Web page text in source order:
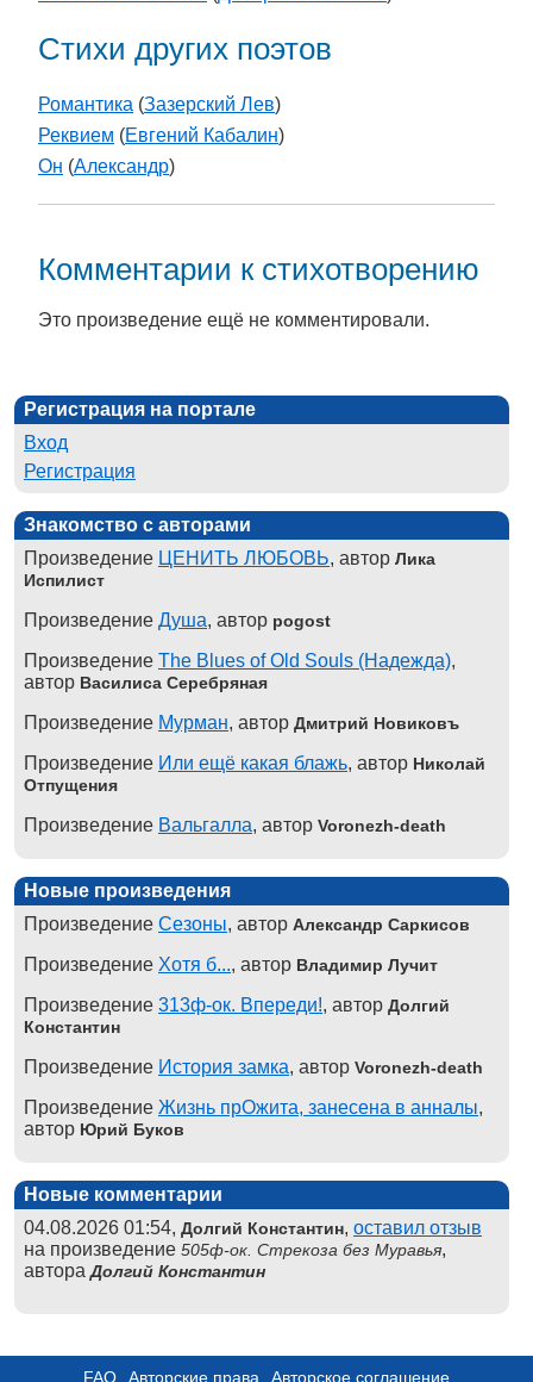
Стихи других поэтов
Романтика (Зазерский Лев)
Реквием (Евгений Кабалин)
Он (Александр)
Комментарии к стихотворению
Это произведение ещё не комментировали.
Регистрация на портале
Вход
Регистрация
Знакомство с авторами
Произведение ЦЕНИТЬ ЛЮБОВЬ, автор Лика
Испилист
Произведение Душа, автор pogost
Произведение The Blues of Old Souls (Надежда),
автор Василиса Серебряная
Произведение Мурман, автор Дмитрий Новиковъ
Произведение Или ещё какая блажь, автор Николай
Отпущения
Произведение Вальгалла, автор Voronezh-death
Новые произведения
Произведение Сезоны, автор Александр Саркисов
Произведение Хотя б..., автор Владимир Лучит
Произведение 313ф-ок. Впереди!, автор Долгий
Константин
Произведение История замка, автор Voronezh-death
Произведение Жизнь прОжита, занесена в анналы,
автор Юрий Буков
Новые комментарии
04.08.2026 01:54, Долгий Константин, оставил отзыв
на произведение 505ф-ок. Стрекоза без Муравья,
автораДолгий Константин
FAQ Авторские права Авторское соглашение